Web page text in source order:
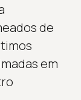
de
em